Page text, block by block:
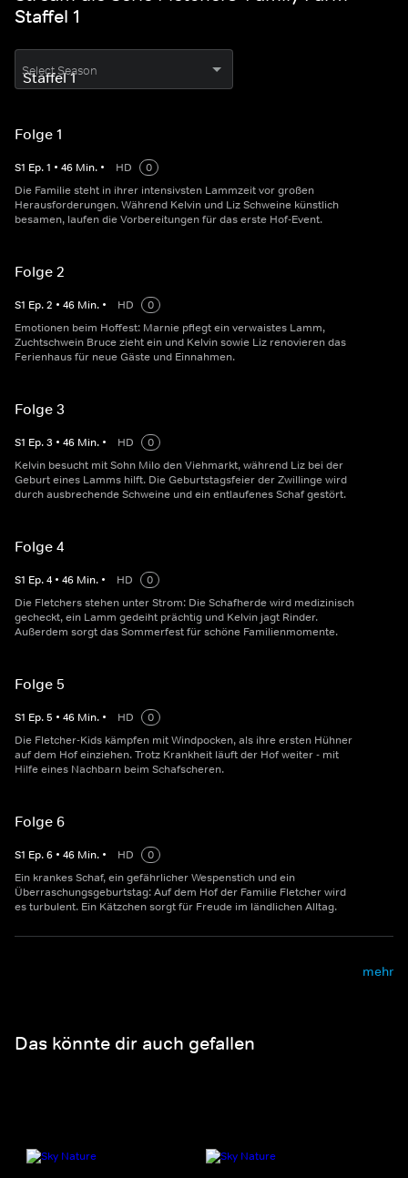
Staffel 1
Select Season
Folge 1
S1 Ep.1 • 46 Min. • HD
0
Die Familie steht in ihrer intensivsten Lammzeit vor großen
Herausforderungen. Während Kelvin und Liz Schweine künstlich
besamen, laufen die Vorbereitungen für das erste Hof-Event.
Folge 2
S1 Ep.2 • 46 Min. • HD
0
Emotionen beim Hoffest: Marnie pflegt ein verwaistes Lamm,
Zuchtschwein Bruce zieht ein und Kelvin sowie Liz renovieren das
Ferienhaus für neue Gäste und Einnahmen.
Folge 3
S1 Ep.3 • 46 Min. • HD
0
Kelvin besucht mit Sohn Milo den Viehmarkt, während Liz bei der
Geburt eines Lamms hilft. Die Geburtstagsfeier der Zwillinge wird
durch ausbrechende Schweine und ein entlaufenes Schaf gestört.
Folge 4
S1 Ep.4 • 46 Min. • HD
0
Die Fletchers stehen unter Strom: Die Schafherde wird medizinisch
gecheckt, ein Lamm gedeiht prächtig und Kelvin jagt Rinder.
Außerdem sorgt das Sommerfest für schöne Familienmomente.
Folge 5
S1 Ep.5 • 46 Min. • HD
0
Die Fletcher-Kids kämpfen mit Windpocken, als ihre ersten Hühner
auf dem Hof einziehen. Trotz Krankheit läuft der Hof weiter - mit
Hilfe eines Nachbarn beim Schafscheren.
Folge 6
S1 Ep.6 • 46 Min. • HD
0
Ein krankes Schaf, ein gefährlicher Wespenstich und ein
Überraschungsgeburtstag: Auf dem Hof der Familie Fletcher wird
es turbulent. Ein Kätzchen sorgt für Freude im ländlichen Alltag.
mehr
Das könnte dir auch gefallen